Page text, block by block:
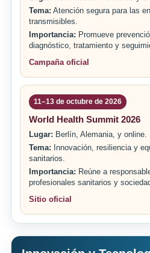
Tema: Atención segura para las
transmisibles.
Importancia: Promueve
diagnóstico, tratamiento y
Campaña oficial
11–13 de octubre de 2026
World Health Summit 2026
Lugar: Berlín, Alemania, y online.
Tema: Innovación, resiliencia y
sanitarios.
Importancia: Reúne a
profesionales sanitarios y
Sitio oficial